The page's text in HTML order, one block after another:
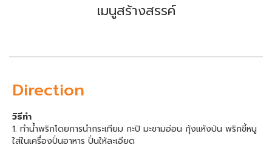
เมนูสร้างสรรค์
Direction
วิธีทำ
1. ทำน้ำพริกโดยการนำกระเทียม กะปิ มะขามอ่อน กุ้งแห้งป่น พริกขี้หนู
ใส่ในเครื่องปั่นอาหาร ปั่นให้ละเอียด